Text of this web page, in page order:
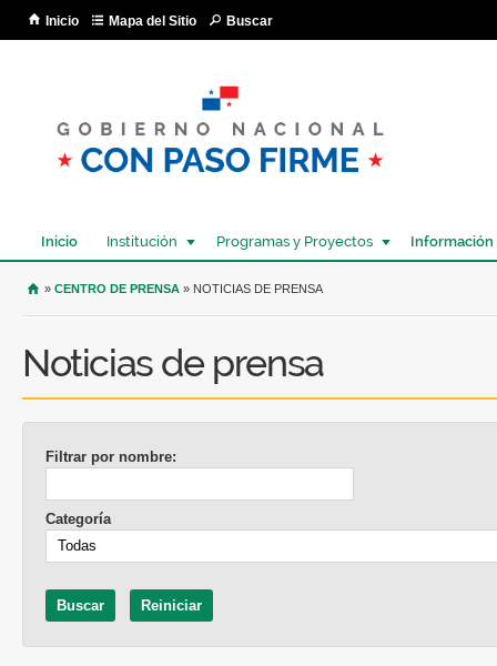
Inicio Mapa del Sitio Buscar
Inicio Institución Programas y Proyectos Información
USTED SE ENCUENTRA AQUÍ
» CENTRO DE PRENSA » NOTICIAS DE PRENSA
Noticias de prensa
Filtrar por nombre:
Categoría